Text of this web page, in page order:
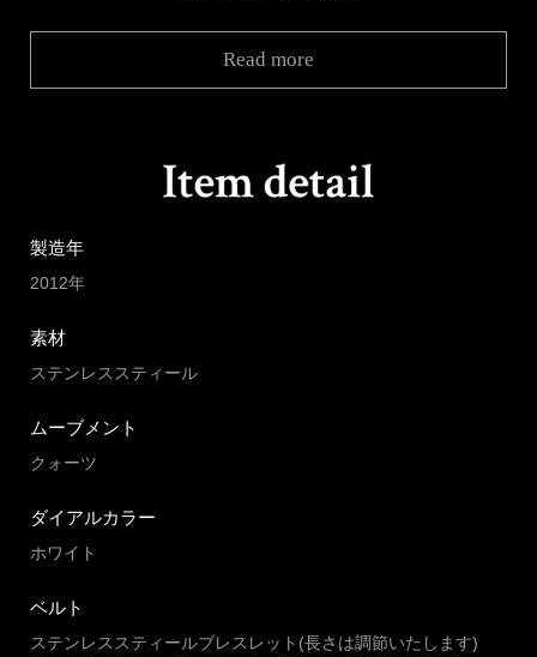
Read more
製造年
2012年
素材
ステンレススティール
ムーブメント
クォーツ
ダイアルカラー
ホワイト
ベルト
ステンレススティールブレスレット(長さは調節いたします)